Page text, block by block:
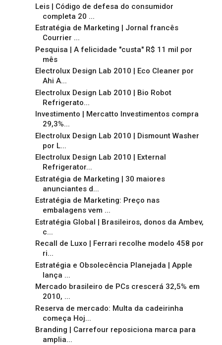
Leis | Código de defesa do consumidor
completa 20 ...
Estratégia de Marketing | Jornal francês
Courrier ...
Pesquisa | A felicidade "custa" R$ 11 mil por
mês
Electrolux Design Lab 2010 | Eco Cleaner por
Ahi A...
Electrolux Design Lab 2010 | Bio Robot
Refrigerato...
Investimento | Mercatto Investimentos compra
29,3%...
Electrolux Design Lab 2010 | Dismount Washer
por L...
Electrolux Design Lab 2010 | External
Refrigerator...
Estratégia de Marketing | 30 maiores
anunciantes d...
Estratégia de Marketing: Preço nas
embalagens vem ...
Estratégia Global | Brasileiros, donos da Ambev,
c...
Recall de Luxo | Ferrari recolhe modelo 458 por
ri...
Estratégia e Obsolecência Planejada | Apple
lança ...
Mercado brasileiro de PCs crescerá 32,5% em
2010, ...
Reserva de mercado: Multa da cadeirinha
começa Hoj...
Branding | Carrefour reposiciona marca para
amplia...